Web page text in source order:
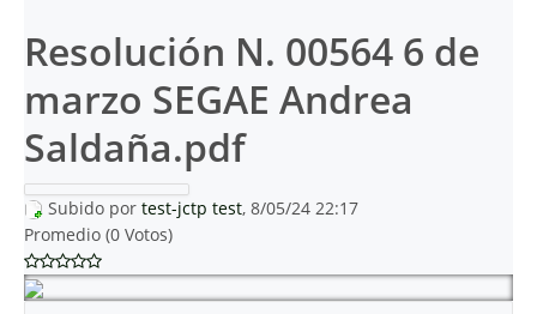
Resolución N. 00564 6 de
marzo SEGAE Andrea
Saldaña.pdf
Subido por test-jctp test, 8/05/24 22:17
Promedio (0 Votos)